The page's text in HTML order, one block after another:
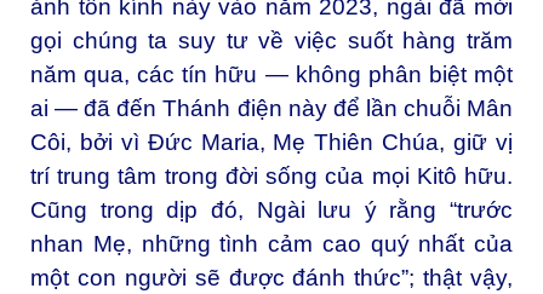
ảnh tôn kính này vào năm 2023, ngài đã mời
gọi chúng ta suy tư về việc suốt hàng trăm
năm qua, các tín hữu — không phân biệt một
ai — đã đến Thánh điện này để lần chuỗi Mân
Côi, bởi vì Đức Maria, Mẹ Thiên Chúa, giữ vị
trí trung tâm trong đời sống của mọi Kitô hữu.
Cũng trong dịp đó, Ngài lưu ý rằng “trước
nhan Mẹ, những tình cảm cao quý nhất của
một con người sẽ được đánh thức”; thật vậy,